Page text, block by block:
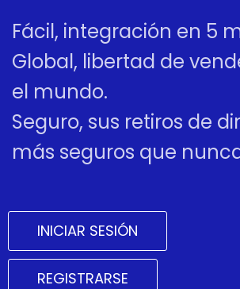
Fácil, integración en 5
Global, libertad de
el mundo.
Seguro, sus retiros de
más seguros que
INICIAR SESIÓN
REGISTRARSE